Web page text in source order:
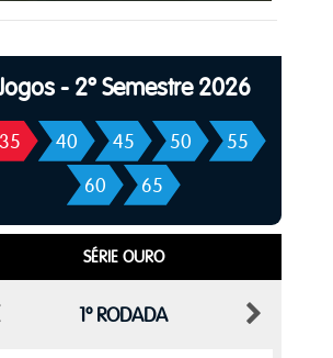
- 2º Semestre 2026
35 40 45 50
55
60
65
SÉRIE OURO
1º RODADA